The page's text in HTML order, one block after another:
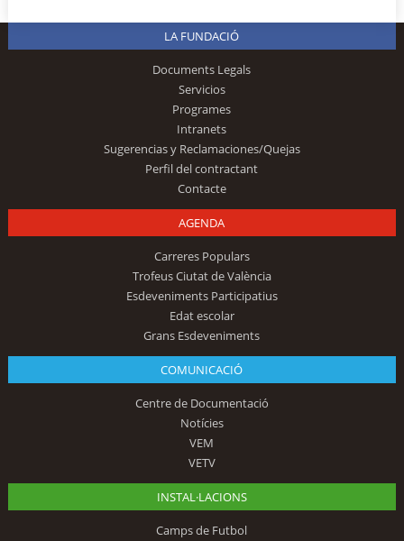
LA FUNDACIÓ
Documents Legals
Servicios
Programes
Intranets
Sugerencias y Reclamaciones/Quejas
Perfil del contractant
Contacte
AGENDA
Carreres Populars
Trofeus Ciutat de València
Esdeveniments Participatius
Edat escolar
Grans Esdeveniments
COMUNICACIÓ
Centre de Documentació
Notícies
VEM
VETV
INSTAL·LACIONS
Camps de Futbol